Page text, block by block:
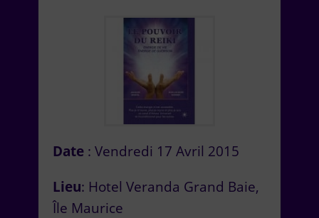
Date : Vendredi 17 Avril 2015
Lieu: Hotel Veranda Grand Baie,
Île Maurice